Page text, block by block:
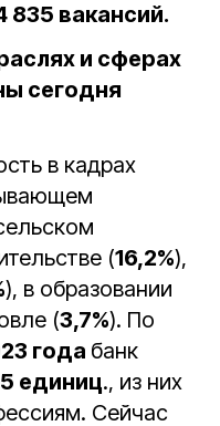
835 вакансий.
и сферах
сегодня
в кадрах
(16,2%),
), в образовании
(3,7%). По
года банк
единиц., из них
Сейчас